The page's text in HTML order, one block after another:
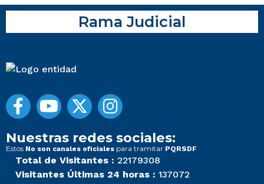
Rama Judicial
Nuestras redes sociales:
Estos No son canales oficiales para tramitar PQRSDF
Total de Visitantes : 22179308
Visitantes Últimas 24 horas : 137072